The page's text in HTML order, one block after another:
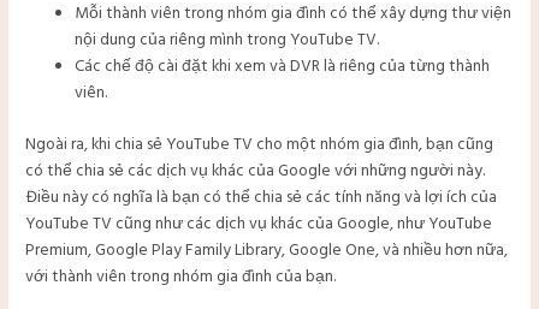
Mỗi thành viên trong nhóm gia đình có thể xây dựng thư viện
nội dung của riêng mình trong YouTube TV.
Các chế độ cài đặt khi xem và DVR là riêng của từng thành
viên.
Ngoài ra, khi chia sẻ YouTube TV cho một nhóm gia đình, bạn cũng
có thể chia sẻ các dịch vụ khác của Google với những người này.
Điều này có nghĩa là bạn có thể chia sẻ các tính năng và lợi ích của
YouTube TV cũng như các dịch vụ khác của Google, như YouTube
Premium, Google Play Family Library, Google One, và nhiều hơn nữa,
với thành viên trong nhóm gia đình của bạn.